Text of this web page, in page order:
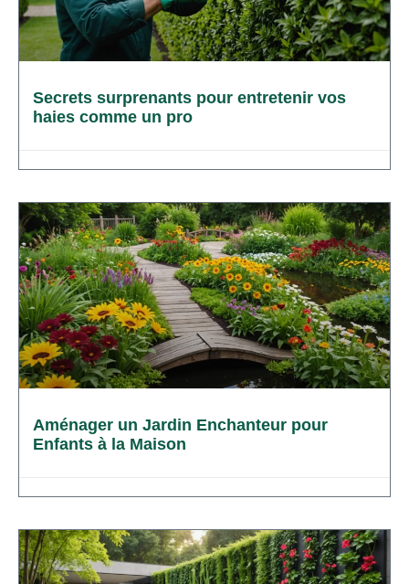
Secrets surprenants pour entretenir vos
haies comme un pro
Aménager un Jardin Enchanteur pour
Enfants à la Maison